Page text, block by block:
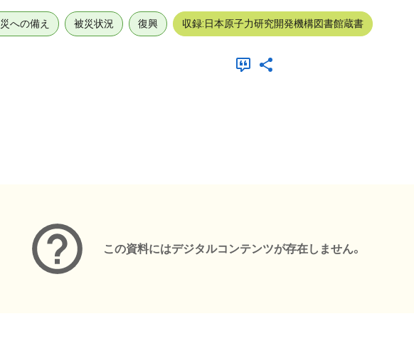
への備え 被災状況 復興 収録:日本原子力研究開発機構図書館蔵書
この資料にはデジタルコンテンツが存在しません。